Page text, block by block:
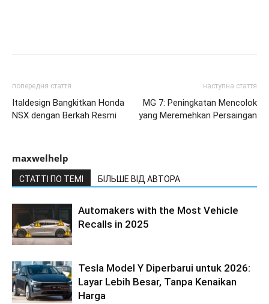
попередня стаття
Italdesign Bangkitkan Honda
NSX dengan Berkah Resmi
наступна стаття
MG 7: Peningkatan Mencolok
yang Meremehkan Persaingan
maxwelhelp
СТАТТІ ПО ТЕМІ БІЛЬШЕ ВІД АВТОРА
Automakers with the Most Vehicle
Recalls in 2025
Tesla Model Y Diperbarui untuk 2026:
Layar Lebih Besar, Tanpa Kenaikan
Harga